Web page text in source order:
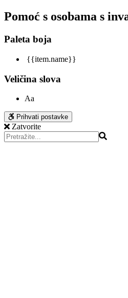
Pomoć s osobama s
Paleta boja
{{item.name}}
Veličina slova
Aa
Prihvati postavke
Zatvorite